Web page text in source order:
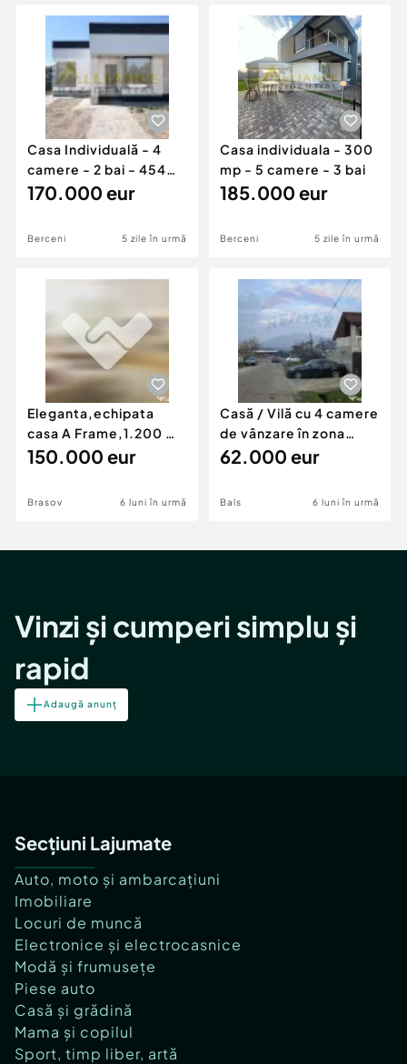
Animale de companie
Afaceri și echipamente profesionale
Inchiriere Bunuri si Vehicule
Utilaje agricole si industriale
Piese auto si accesorii
Dacia Duster
Casa Individuală - 4
camere - 2 bai - 454
mp teren
170.000 eur
Berceni 5 zile în urmă
Casa individuala - 300
mp - 5 camere - 3 bai
185.000 eur
Berceni 5 zile în urmă
Eleganta,echipata
casa A Frame,1.200 mp
teren,deschidere Pia
150.000 eur
Brasov 6 luni în urmă
Casă / Vilă cu 4 camere
de vânzare în zona
Periferie
62.000 eur
Bals 6 luni în urmă
Vinzi și cumperi simplu și
rapid
Adaugă anunț
Secțiuni Lajumate
Auto, moto și ambarcațiuni
Imobiliare
Locuri de muncă
Electronice și electrocasnice
Modă și frumusețe
Piese auto
Casă și grădină
Mama și copilul
Sport, timp liber, artă